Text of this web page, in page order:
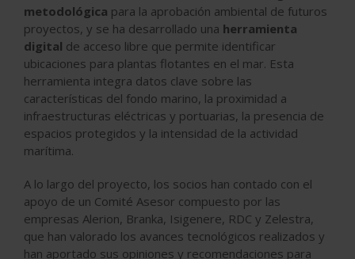
metodológica para la aprobación ambiental de futuros
proyectos, y se ha desarrollado una herramienta
digital de acceso libre que permite identificar
ubicaciones para plantas flotantes en el mar. Esta
herramienta integra datos clave sobre las
características del fondo marino, la proximidad a
infraestructuras eléctricas y portuarias, la presencia de
espacios protegidos y la intensidad de la actividad
marítima.
A lo largo del proyecto, los socios han contado con el
apoyo de un Comité Asesor compuesto por las
empresas Alerion, Branka, Isigenere, RDC y Zelestra,
que han valorado los avances tecnológicos realizados y
han aportado sus opiniones y recomendaciones para